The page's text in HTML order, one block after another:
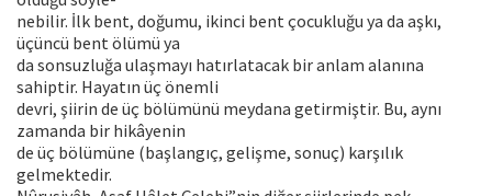
nebilir. İlk bent, doğumu, ikinci bent çocukluğu ya da aşkı,
üçüncü bent ölümü ya
da sonsuzluğa ulaşmayı hatırlatacak bir anlam alanına
sahiptir. Hayatın üç önemli
devri, şiirin de üç bölümünü meydana getirmiştir. Bu, aynı
zamanda bir hikâyenin
de üç bölümüne (başlangıç, gelişme, sonuç) karşılık
gelmektedir.